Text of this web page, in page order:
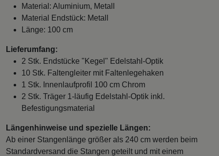
Material: Aluminium, Metall
Material Endstück: Metall
Länge: 100 cm
Lieferumfang:
2 Stk. Endstücke "Kegel" Edelstahl-Optik
10 Stk. Faltengleiter mit Faltenlegehaken
1 Stk. Innenlaufprofil 100 cm Chrom
2 Stk. Träger 1-läufig Edelstahl-Optik inkl.
Befestigungsmaterial
Längenhinweise und spezielle Längen:
Ab einer Stangenlänge größer als 240 cm werden beim
Standardversand die Stangen geteilt und mit einem